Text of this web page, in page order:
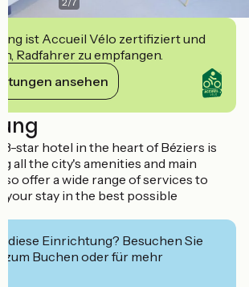
ist Accueil Vélo zertifiziert und
Radfahrer zu empfangen.
ansehen
3-star hotel in the heart of Béziers is
all the city's amenities and main
offer a wide range of services to
your stay in the best possible
diese Einrichtung? Besuchen Sie
zum Buchen oder für mehr